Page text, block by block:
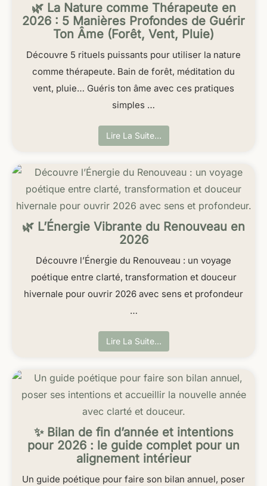
🌿 La Nature comme Thérapeute en
2026 : 5 Manières Profondes de Guérir
Ton Âme (Forêt, Vent, Pluie)
Découvre 5 rituels puissants pour utiliser la nature
comme thérapeute. Bain de forêt, méditation du
vent, pluie… Guéris ton âme avec ces pratiques
simples …
Lire La Suite…
🌿 L’Énergie Vibrante du Renouveau en
2026
Découvre l’Énergie du Renouveau : un voyage
poétique entre clarté, transformation et douceur
hivernale pour ouvrir 2026 avec sens et profondeur
…
Lire La Suite…
✨ Bilan de fin d’année et intentions
pour 2026 : le guide complet pour un
alignement intérieur
Un guide poétique pour faire son bilan annuel, poser